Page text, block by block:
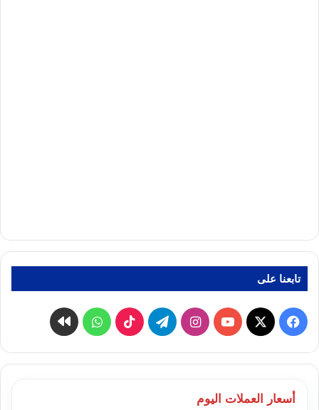
تابعنا على
فيسبوك
‫X
‫YouTubeانستقرامتيلقرام ‫TikTokواتسابكواى
أسعار العملات اليوم